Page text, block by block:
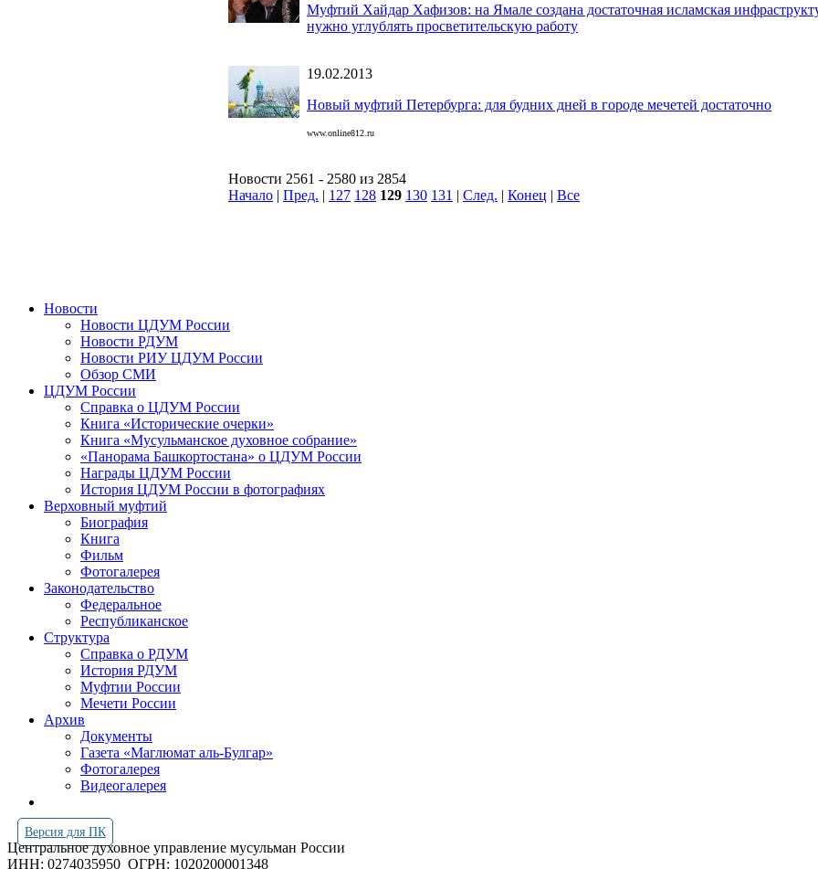
Муфтий Хайдар Хафизов: на Ямале создана достаточная исламская
нужно углублять просветительскую работу
19.02.2013
Новый муфтий Петербурга: для будних дней в городе мечетей достаточно
www.online812.ru
Новости 2561 - 2580 из 2854
Начало | Пред. | 127 128 129 130 131 | След. | Конец | Все
Новости
Новости ЦДУМ России
Новости РДУМ
Новости РИУ ЦДУМ России
Обзор СМИ
ЦДУМ России
Справка о ЦДУМ России
Книга «Исторические очерки»
Книга «Мусульманское духовное собрание»
«Панорама Башкортостана» о ЦДУМ России
Награды ЦДУМ России
История ЦДУМ России в фотографиях
Верховный муфтий
Биография
Книга
Фильм
Фотогалерея
Законодательство
Федеральное
Республиканское
Структура
Справка о РДУМ
История РДУМ
Муфтии России
Мечети России
Архив
Документы
Газета «Маглюмат аль-Булгар»
Фотогалерея
Видеогалерея
Версия для ПК
Центральное духовное управление мусульман России
ИНН: 0274035950 ОГРН: 1020200001348